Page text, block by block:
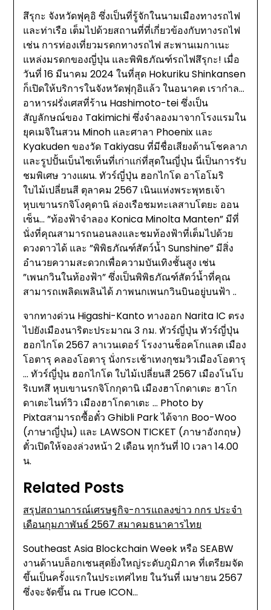
สึรุกะ จังหวัดฟุคุอิ ซึ่งเป็นที่รู้จักในนามเมืองทางรถไฟ
และท่าเรือ เต็มไปด้วยสถานที่ที่เกี่ยวข้องกับทางรถไฟ
เช่น การท่องเที่ยวมรดกทางรถไฟ สะพานเมกาเนะ
แหล่งมรดกของญี่ปุ่น และพิพิธภัณฑ์รถไฟสึรุกะ! เมื่อ
วันที่ 16 มีนาคม 2024 ในที่สุด Hokuriku Shinkansen
ก็เปิดให้บริการในจังหวัดฟุกุอิแล้ว ในอนาคต เรากำล…
อาหารฝรั่งเศสที่ร้าน Hashimoto-tei ซึ่งเป็น
สัญลักษณ์ของ Takimichi ซึ่งจำลองมาจากโรงแรมใน
ยุคเมจิในสวน Minoh และศาลา Phoenix และ
Kyakuden ของวัด Takiyasu ที่มีชื่อเสียงด้านโชคลาภ
และรูปปั้นเบ็นไซเท็นที่เก่าแก่ที่สุดในญี่ปุ่น นี่เป็นการรับ
ชมพิเศษ วางแผน. ทัวร์ญี่ปุ่น ฮอกไกโด อาโอโมริ
ใบไม้เปลี่ยนสี ตุลาคม 2567 เนินแห่งพระพุทธเจ้า
หุบเขานรกจิโงคุดานิ ล่องเรือชมทะเลสาบโตยะ ออน
เซ็น… ”ท้องฟ้าจำลอง Konica Minolta Manten” มีที่
นั่งที่คุณสามารถนอนลงและชมท้องฟ้าที่เต็มไปด้วย
ดวงดาวได้ และ ”พิพิธภัณฑ์สัตว์น้ำ Sunshine” มีสิ่ง
อำนวยความสะดวกเพื่อความบันเทิงชั้นสูง เช่น
”เพนกวินในท้องฟ้า” ซึ่งเป็นพิพิธภัณฑ์สัตว์น้ำที่คุณ
สามารถเพลิดเพลินได้ ภาพนกเพนกวินบินอยู่บนฟ้า ..
จากทางด่วน Higashi-Kanto ทางออก Narita IC ตรง
ไปยังเมืองนาริตะประมาณ 3 กม. ทัวร์ญี่ปุ่น ทัวร์ญี่ปุ่น
ฮอกไกโด 2567 ลาเวนเดอร์ โรงงานช็อคโกแลต เมือง
โอตารุ คลองโอตารุ นั่งกระเช้าเทงกุชมวิวเมืองโอตารุ
… ทัวร์ญี่ปุ่น ฮอกไกโด ใบไม้เปลี่ยนสี 2567 เมืองโนโบ
ริเบทสึ หุบเขานรกจิโกกุดานิ เมืองฮาโกดาเตะ ฮาโก
ดาเตะไนท์วิว เมืองฮาโกดาเตะ … Photo by
Pixtaสามารถซื้อตั๋ว Ghibli Park ได้จาก Boo-Woo
(ภาษาญี่ปุ่น) และ LAWSON TICKET (ภาษาอังกฤษ)
ตั๋วเปิดให้จองล่วงหน้า 2 เดือน ทุกวันที่ 10 เวลา 14.00
น.
Related Posts
สรุปสถานการณ์เศรษฐกิจ-การแถลงข่าว กกร ประจำ
เดือนกุมภาพันธ์ 2567 สมาคมธนาคารไทย
Southeast Asia Blockchain Week หรือ SEABW
งานด้านบล็อกเชนสุดยิ่งใหญ่ระดับภูมิภาค ที่เตรียมจัด
ขึ้นเป็นครั้งแรกในประเทศไทย ในวันที่ เมษายน 2567
ซึ่งจะจัดขึ้น ณ True ICON…